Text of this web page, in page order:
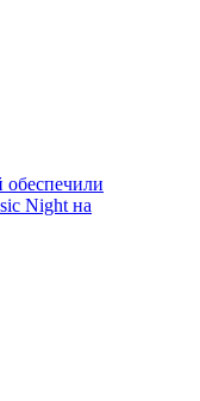
обеспечили
Night на